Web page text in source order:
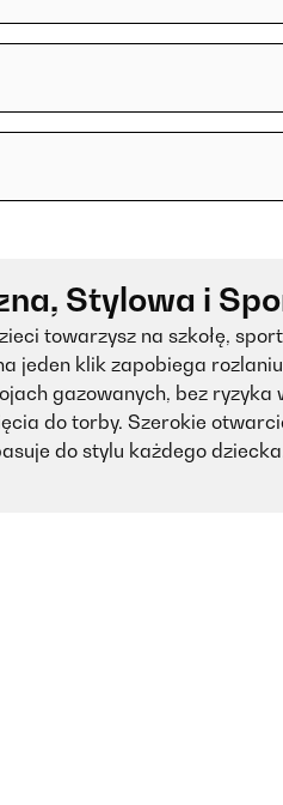
Stylowa i
towarzysz na szkołę,
jeden klik zapobiega
gazowanych, bez
do torby. Szerokie
do stylu każdego